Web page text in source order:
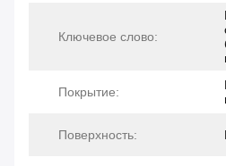
Ключевое слово:
Покрытие:
Поверхность: